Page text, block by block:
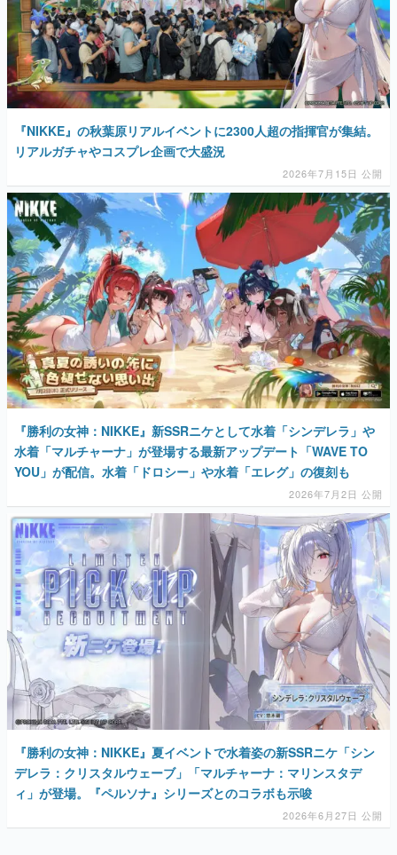
『NIKKE』の秋葉原リアルイベントに2300人超の指揮官が集結。
リアルガチャやコスプレ企画で大盛況
2026年7月15日 公開
『勝利の女神：NIKKE』新SSRニケとして水着「シンデレラ」や
水着「マルチャーナ」が登場する最新アップデート「WAVE TO
YOU」が配信。水着「ドロシー」や水着「エレグ」の復刻も
2026年7月2日 公開
『勝利の女神：NIKKE』夏イベントで水着姿の新SSRニケ「シン
デレラ：クリスタルウェーブ」「マルチャーナ：マリンスタデ
ィ」が登場。『ペルソナ』シリーズとのコラボも示唆
2026年6月27日 公開